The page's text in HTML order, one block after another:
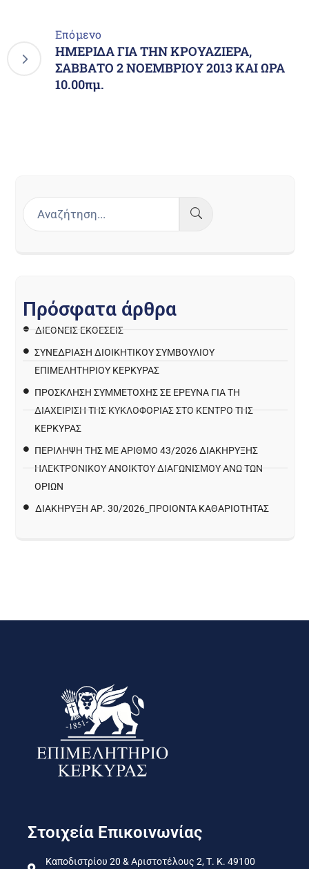
Επόμενο
ΗΜΕΡΙΔΑ ΓΙΑ ΤΗΝ ΚΡΟΥΑΖΙΕΡΑ,
ΣΑΒΒΑΤΟ 2 ΝΟΕΜΒΡΙΟΥ 2013 ΚΑΙ ΩΡΑ
10.00πμ.
Πρόσφατα άρθρα
ΔΙΕΘΝΕΙΣ ΕΚΘΕΣΕΙΣ
ΣΥΝΕΔΡΙΑΣΗ ΔΙΟΙΚΗΤΙΚΟΥ ΣΥΜΒΟΥΛΙΟΥ
ΕΠΙΜΕΛΗΤΗΡΙΟΥ ΚΕΡΚΥΡΑΣ
ΠΡΌΣΚΛΗΣΗ ΣΥΜΜΕΤΟΧΉΣ ΣΕ ΈΡΕΥΝΑ ΓΙΑ ΤΗ
ΔΙΑΧΕΊΡΙΣΗ ΤΗΣ ΚΥΚΛΟΦΟΡΊΑΣ ΣΤΟ ΚΈΝΤΡΟ ΤΗΣ
ΚΈΡΚΥΡΑΣ
ΠΕΡΙΛΗΨΗ ΤΗΣ ΜΕ ΑΡΙΘΜΟ 43/2026 ΔΙΑΚΗΡΥΞΗΣ
ΗΛΕΚΤΡΟΝΙΚΟΥ ΑΝΟΙΚΤΟΥ ΔΙΑΓΩΝΙΣΜΟΥ ΑΝΩ ΤΩΝ
ΟΡΙΩΝ
ΔΙΑΚΉΡΥΞΗ ΑΡ. 30/2026_ΠΡΟΙΌΝΤΑ ΚΑΘΑΡΙΌΤΗΤΑΣ
Στοιχεία Επικοινωνίας
Καποδιστρίου 20 & Αριστοτέλους 2, Τ. Κ. 49100